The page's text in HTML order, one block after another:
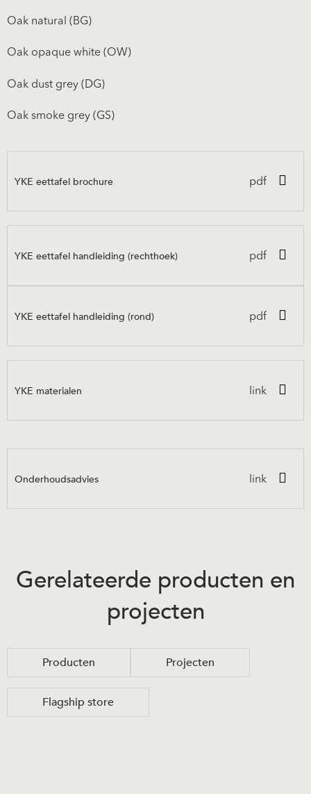
Oak natural (BG)
Oak opaque white (OW)
Oak dust grey (DG)
Oak smoke grey (GS)
YKE eettafel brochure pdf
YKE eettafel handleiding (rechthoek) pdf
YKE eettafel handleiding (rond) pdf
YKE materialen link
Onderhoudsadvies link
Gerelateerde producten en
projecten
Producten Projecten
Flagship store